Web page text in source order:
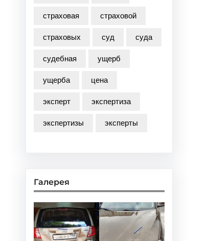
страховая
страховой
страховых
суд
суда
судебная
ущерб
ущерба
цена
эксперт
экспертиза
экспертизы
эксперты
Галерея